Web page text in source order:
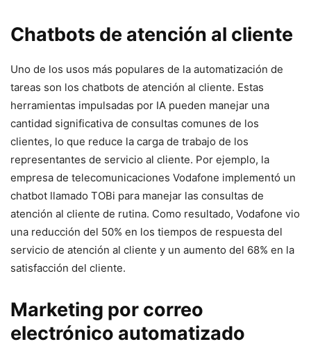
Chatbots de atención al cliente
Uno de los usos más populares de la automatización de
tareas son los chatbots de atención al cliente. Estas
herramientas impulsadas por IA pueden manejar una
cantidad significativa de consultas comunes de los
clientes, lo que reduce la carga de trabajo de los
representantes de servicio al cliente. Por ejemplo, la
empresa de telecomunicaciones Vodafone implementó un
chatbot llamado TOBi para manejar las consultas de
atención al cliente de rutina. Como resultado, Vodafone vio
una reducción del 50% en los tiempos de respuesta del
servicio de atención al cliente y un aumento del 68% en la
satisfacción del cliente.
Marketing por correo
electrónico automatizado